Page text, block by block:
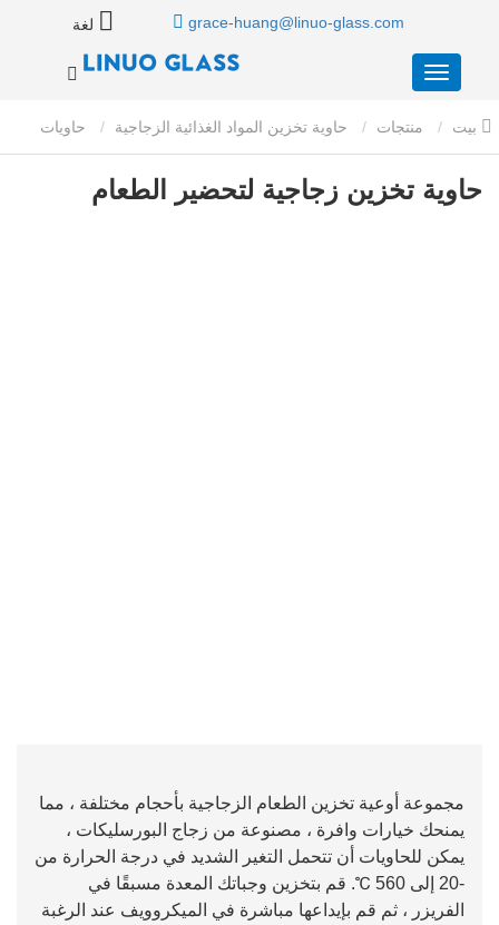
grace-huang@linuo-glass.com لغة
منتجات حاوية تخزين المواد الغذائية الزجاجية حاويات
تخزين المواد الغذائية الزجاجية مع أغطية القفل حاوية تخزين زجاجية
حاوية تخزين زجاجية لتحضير الطعام
مجموعة أوعية تخزين الطعام الزجاجية بأحجام مختلفة ، مما
يمنحك خيارات وافرة ، مصنوعة من زجاج البورسليكات ،
يمكن للحاويات أن تتحمل التغير الشديد في درجة الحرارة من
-20 إلى 560 ℃. قم بتخزين وجباتك المعدة مسبقًا في
الفريزر ، ثم قم بإيداعها مباشرة في الميكروويف عند الرغبة